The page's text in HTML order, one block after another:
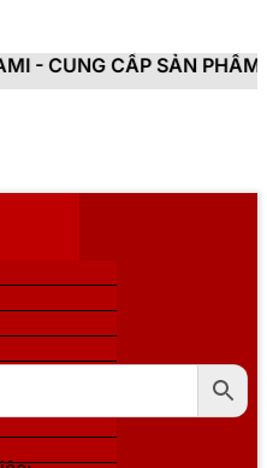
PHẨM CHÍNH HÃNG,